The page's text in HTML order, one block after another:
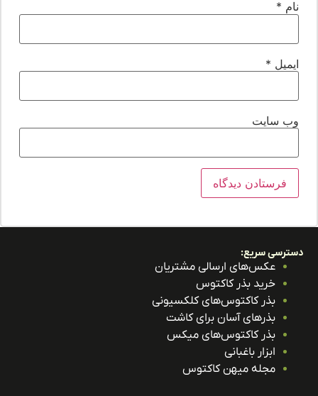
*
سایت
سریع:
عکس‌های ارسالی مشتریان
خرید بذر کاکتوس
بذر کاکتوس‌های کلکسیونی
بذرهای آسان برای کاشت
بذر کاکتوس‌های میکس
ابزار باغبانی
مجله میهن کاکتوس